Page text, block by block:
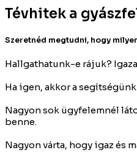
Tévhitek a
Szeretnéd megtudni, hogy
Hallgathatunk-e rájuk?
Ha igen, akkor a
Nagyon sok ügyfelemnél
benne.
Nagyon várta, hogy igaz és